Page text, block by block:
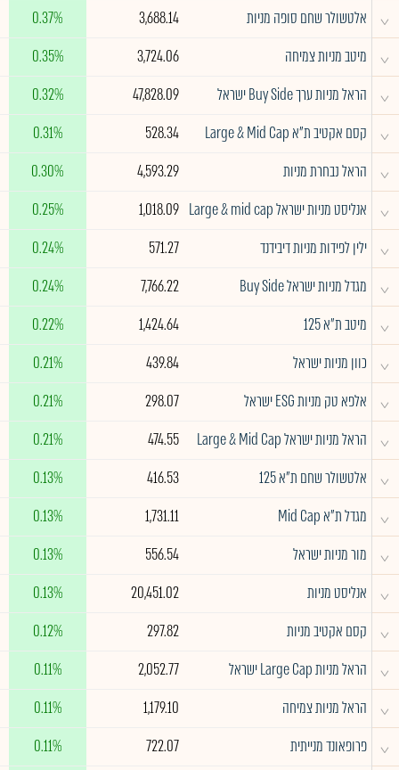
^ אלטשולר שחם סופה מניות 3,688.14
0.37%
^ מיטב מניות צמיחה 3,724.06
0.35%
^ הראל מניות ערך Buy Side ישראל 47,828.09
0.32%
^ קסם אקטיב ת"א Large & Mid Cap 528.34
0.31%
^ הראל נבחרת מניות 4,593.29
0.30%
^ אנליסט מניות ישראל Large & mid cap 1,018.09
0.25%
^ ילין לפידות מניות דיבידנד 571.27
0.24%
^ מגדל מניות ישראל Buy Side 7,766.22
0.24%
^ מיטב ת״א 125 1,424.64
0.22%
^ כוון מניות ישראל 439.84
0.21%
^ אלפא טק מניות ESG ישראל 298.07
0.21%
^ הראל מניות ישראל Large & Mid Cap 474.55
0.21%
^ אלטשולר שחם ת"א 125 416.53
0.13%
^ מגדל ת"א Mid Cap 1,731.11
0.13%
^ מור מניות ישראל 556.54
0.13%
^ אנליסט מניות 20,451.02
0.13%
^ קסם אקטיב מניות 297.82
0.12%
^ הראל מניות Large Cap ישראל 2,052.77
0.11%
^ הראל מניות צמיחה 1,179.10
0.11%
^ פרופאונד מנייתית 722.07
0.11%